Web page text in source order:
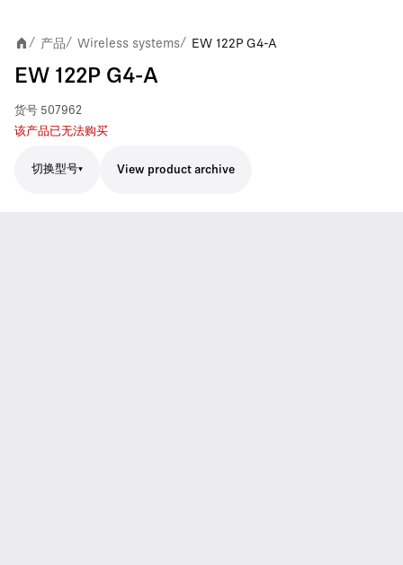
/ 产品/ Wireless systems/ EW 122P G4-A
EW 122P G4-A
货号 507962
该产品已无法购买
切换型号 View product archive